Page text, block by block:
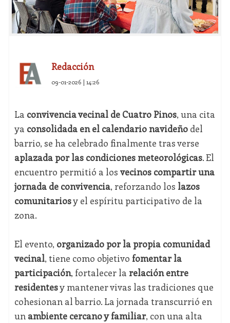
Redacción
09-01-2026 | 14:26
La convivencia vecinal de Cuatro Pinos, una cita
ya consolidada en el calendario navideñodel
barrio, se ha celebrado finalmente tras verse
aplazada por las condiciones meteorológicas. El
encuentro permitió a los vecinos compartir una
jornada de convivencia, reforzando los lazos
comunitariosy el espíritu participativo de la
zona.
El evento, organizado por la propia comunidad
vecinal, tiene como objetivo fomentar la
participación, fortalecer la relación entre
residentesy mantener vivas las tradiciones que
cohesionan al barrio. La jornada transcurrió en
un ambiente cercano y familiar, con una alta